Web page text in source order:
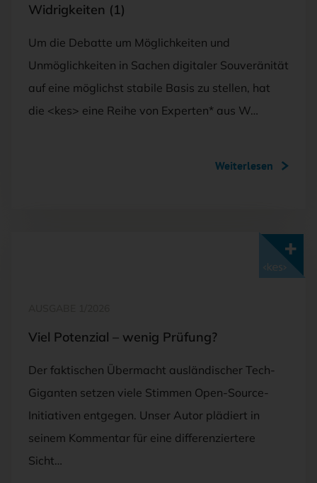
Widrigkeiten (1)
Um die Debatte um Möglichkeiten und
Unmöglichkeiten in Sachen digitaler Souveränität
auf eine möglichst stabile Basis zu stellen, hat
die <kes> eine Reihe von Experten* aus W…
Weiterlesen
Viel Potenzial – wenig Prüfung?
Der faktischen Übermacht ausländischer Tech-
Giganten setzen viele Stimmen Open-Source-
Initiativen entgegen. Unser Autor plädiert in
seinem Kommentar für eine differenziertere
Sicht…